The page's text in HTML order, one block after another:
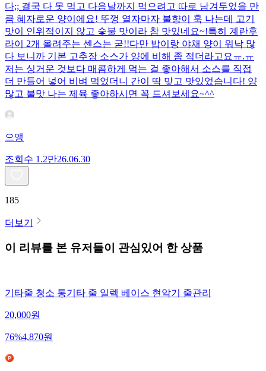
다;; 결국 다 못 먹고 다음날까지 먹으려고 따로 남겨두었을 만
큼 혜자로운 양이에요! 뚜껑 열자마자 불향이 훅 나는데 고기
맛이 인위적이지 않고 숯불 맛이라 참 맛있네요~!특히 계란후
라이 2개 올려주는 센스는 굳!! ​다만 밥이랑 야채 양이 워낙 많
다 보니까 기본 고추장 소스가 양에 비해 좀 적더라고요ㅠ.ㅠ
저는 싱거운 것보다 매콤하게 먹는 걸 좋아해서 소스를 직접
더 만들어 넣어 비벼 먹었더니 간이 딱 맞고 맛있었습니다! 양
많고 불맛 나는 제육 좋아하시면 꼭 드셔보세요~^^
으앵
조회수 1.2만26.06.30
185
더보기
이 리뷰를 본 유저들이 관심있어 한 상품
기타줄 청소 통기타 줄 일렉 베이스 현악기 줄관리
20,000원
76%4,870원